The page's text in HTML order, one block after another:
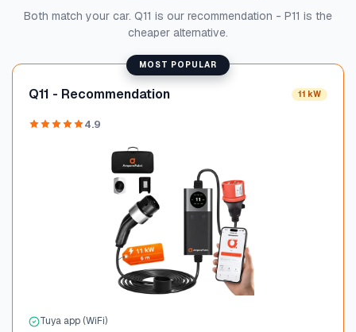
Both match your car. Q11 is our recommendation - P11 is the
cheaper alternative.
MOST POPULAR
Q11 - Recommendation 11 kW
4.9
Tuya app (WiFi)